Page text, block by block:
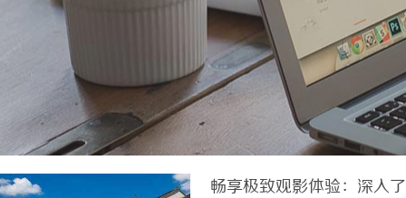
畅享极致观影体验：深入